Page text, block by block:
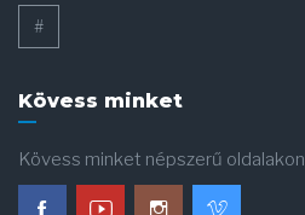
#
Kövess minket
Kövess minket népszerű oldalakon